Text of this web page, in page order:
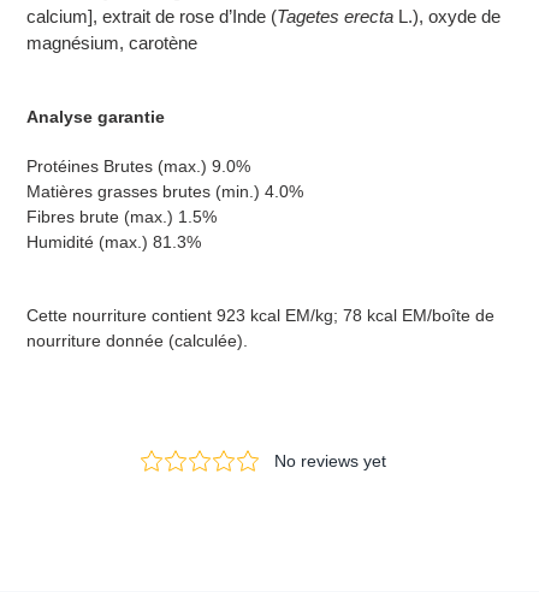
calcium], extrait de rose d’Inde (Tagetes erecta L.), oxyde de
magnésium, carotène
Analyse garantie
Protéines Brutes (max.) 9.0%
Matières grasses brutes (min.) 4.0%
Fibres brute (max.) 1.5%
Humidité (max.) 81.3%
Cette nourriture contient 923 kcal EM/kg; 78 kcal EM/boîte de
nourriture donnée (calculée).